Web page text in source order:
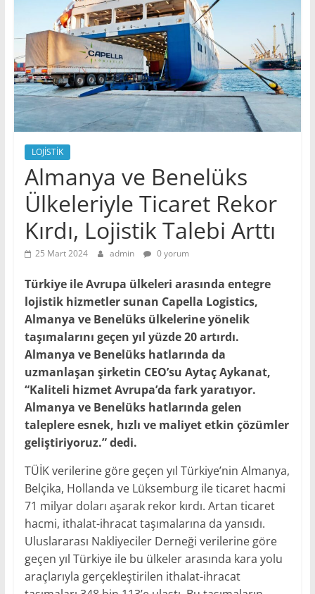
LOJİSTİK
Almanya ve Benelüks
Ülkeleriyle Ticaret Rekor
Kırdı, Lojistik Talebi Arttı
25 Mart 2024 admin 0 yorum
Türkiye ile Avrupa ülkeleri arasında entegre
lojistik hizmetler sunan Capella Logistics,
Almanya ve Benelüks ülkelerine yönelik
taşımalarını geçen yıl yüzde 20 artırdı.
Almanya ve Benelüks hatlarında da
uzmanlaşan şirketin CEO’su Aytaç Aykanat,
“Kaliteli hizmet Avrupa’da fark yaratıyor.
Almanya ve Benelüks hatlarında gelen
taleplere esnek, hızlı ve maliyet etkin çözümler
geliştiriyoruz.” dedi.
TÜİK verilerine göre geçen yıl Türkiye’nin Almanya,
Belçika, Hollanda ve Lüksemburg ile ticaret hacmi
71 milyar doları aşarak rekor kırdı. Artan ticaret
hacmi, ithalat-ihracat taşımalarına da yansıdı.
Uluslararası Nakliyeciler Derneği verilerine göre
geçen yıl Türkiye ile bu ülkeler arasında kara yolu
araçlarıyla gerçekleştirilen ithalat-ihracat